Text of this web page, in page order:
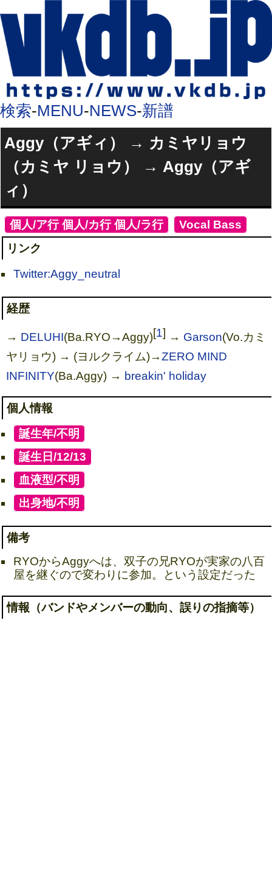
検索-MENU-NEWS-新譜
Aggy（アギィ） → カミヤリョウ
（カミヤ リョウ） → Aggy（アギ
ィ）
個人/ア行,個人/カ行,個人/ラ行] Vocal Bass
リンク
Twitter:Aggy_neutral
経歴
→ DELUHI(Ba.RYO→Aggy)[1] → Garson(Vo.カミ
ヤリョウ) → (ヨルクライム)→ZERO MIND
INFINITY(Ba.Aggy) → breakin' holiday
個人情報
誕生年/不明
誕生日/12/13
血液型/不明
出身地/不明
備考
RYOからAggyへは、双子の兄RYOが実家の八百
屋を継ぐので変わりに参加。という設定だった
情報（バンドやメンバーの動向、誤りの指摘等）